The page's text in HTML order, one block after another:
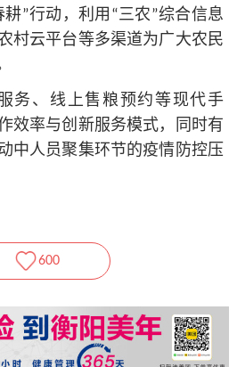
”行动，利用“三农”综合信息
村云平台等多渠道为广大农民
务、线上售粮预约等现代手
效率与创新服务模式，同时有
中人员聚集环节的疫情防控压
600